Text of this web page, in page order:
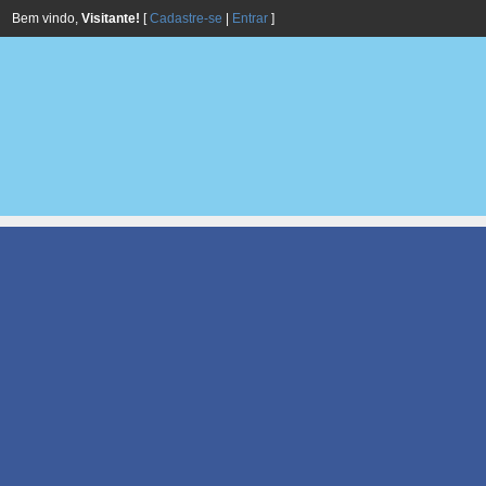
Bem vindo, Visitante! [Cadastre-se Entrar ]